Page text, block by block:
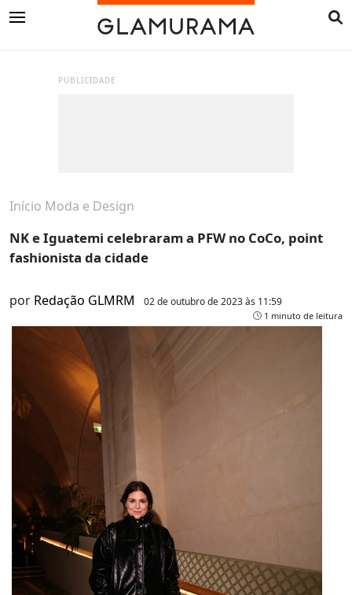
PUBLICIDADE
Início Moda e Design
NK e Iguatemi celebraram a PFW no CoCo, point
fashionista da cidade
por Redação GLMRM 02 de outubro de 2023 às 11:59
1 minuto de leitura